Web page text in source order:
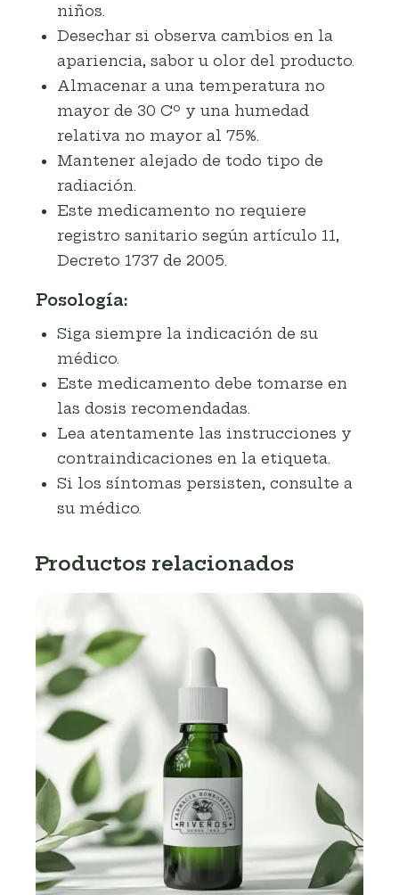
niños.
Desechar si observa cambios en la
apariencia, sabor u olor del producto.
Almacenar a una temperatura no
mayor de 30 Cº y una humedad
relativa no mayor al 75%.
Mantener alejado de todo tipo de
radiación.
Este medicamento no requiere
registro sanitario según artículo 11,
Decreto 1737 de 2005.
Posología:
Siga siempre la indicación de su
médico.
Este medicamento debe tomarse en
las dosis recomendadas.
Lea atentamente las instrucciones y
contraindicaciones en la etiqueta.
Si los síntomas persisten, consulte a
su médico.
Productos relacionados